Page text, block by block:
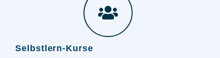
Selbstlern-Kurse